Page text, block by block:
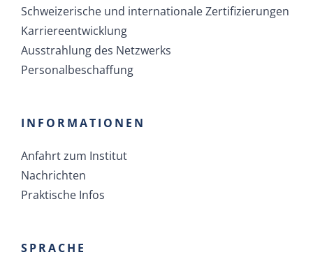
Schweizerische und internationale Zertifizierungen
Karriereentwicklung
Ausstrahlung des Netzwerks
Personalbeschaffung
INFORMATIONEN
Anfahrt zum Institut
Nachrichten
Praktische Infos
SPRACHE